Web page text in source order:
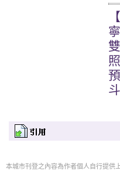
本城市刊登之內容為作者個人自行提供